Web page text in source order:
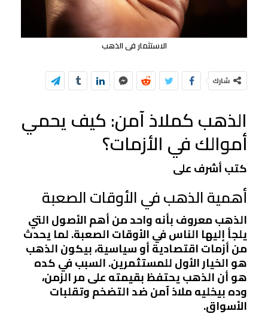
الاستثمار فى الذهب
شارك
الذهب كملاذ آمن: كيف يحمي
أموالك في الأزمات؟
كتب أشرف على
أهمية الذهب في الأوقات الصعبة
الذهب معروف بأنه واحد من أهم الأصول التي
يلجأ إليها الناس في الأوقات الصعبة. لما يحدث
من أزمات اقتصادية أو سياسية، بيكون الذهب
هو الخيار الأول للمستثمرين. السبب في كده
هو أن الذهب يحتفظ بقيمته على مر الزمن،
وده بيخليه ملاذ آمن ضد التضخم وتقلبات
الأسواق.